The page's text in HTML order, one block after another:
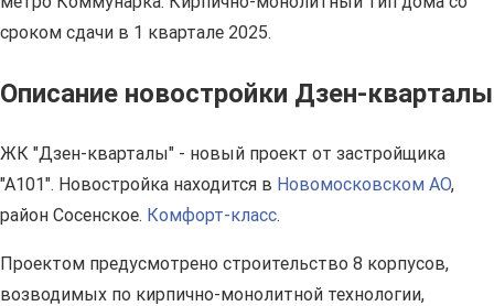
сроком сдачи в 1 квартале 2025.
Описание новостройки Дзен-кварталы
ЖК "Дзен-кварталы" - новый проект от застройщика
"А101". Новостройка находится в Новомосковском АО,
район Сосенское. Комфорт-класс.
Проектом предусмотрено строительство 8 корпусов,
возводимых по кирпично-монолитной технологии,